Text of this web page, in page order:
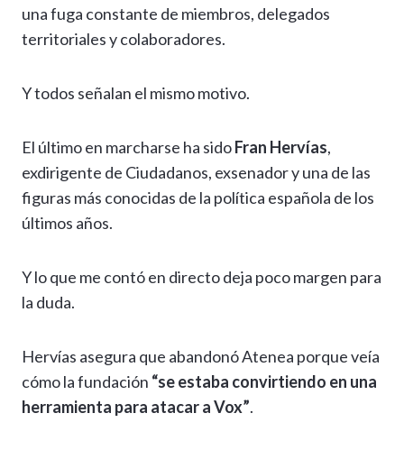
una fuga constante de miembros, delegados
territoriales y colaboradores.
Y todos señalan el mismo motivo.
El último en marcharse ha sidoFran Hervías,
exdirigente de Ciudadanos, exsenador y una de las
figuras más conocidas de la política española de los
últimos años.
Y lo que me contó en directo deja poco margen para
la duda.
Hervías asegura que abandonó Atenea porque veía
cómo la fundación “se estaba convirtiendo en una
herramienta para atacar a Vox”.